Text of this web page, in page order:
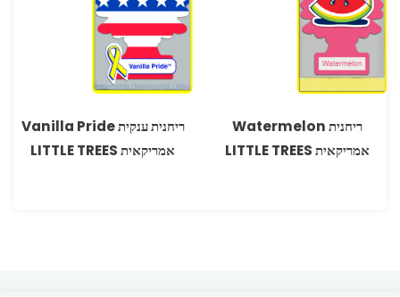
ריחנית Watermelon
אמריקאית LITTLE TREES
ריחנית ענקית Vanilla Pride
אמריקאית LITTLE TREES